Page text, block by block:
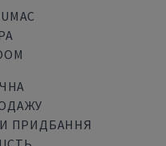
ПРИДБАННЯ